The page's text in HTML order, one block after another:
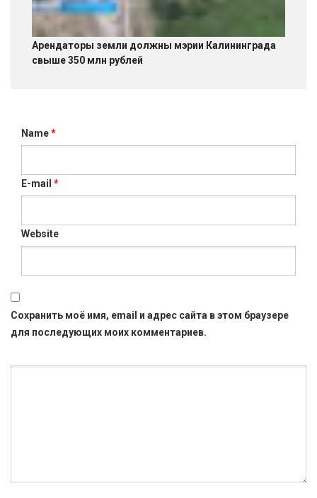
Арендаторы земли должны мэрии Калининграда
свыше 350 млн рублей
Name*
E-mail *
Website
Сохранить моё имя, email и адрес сайта в этом браузере
для последующих моих комментариев.